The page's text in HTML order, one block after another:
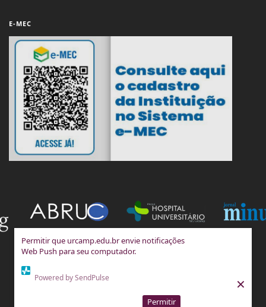
Permitir que urcamp.edu.br envie notificações
Web Push para seu computador.
Powered by SendPulse
Permitir
×
E-MEC